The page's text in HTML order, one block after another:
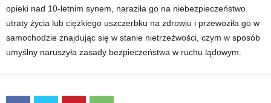
opieki nad 10-letnim synem, naraziła go na niebezpieczeństwo
utraty życia lub ciężkiego uszczerbku na zdrowiu i przewoziła go w
samochodzie znajdując się w stanie nietrzeźwości, czym w sposób
umyślny naruszyła zasady bezpieczeństwa w ruchu lądowym.